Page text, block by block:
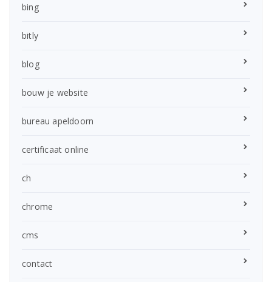
bing
bitly
blog
bouw je website
bureau apeldoorn
certificaat online
ch
chrome
cms
contact